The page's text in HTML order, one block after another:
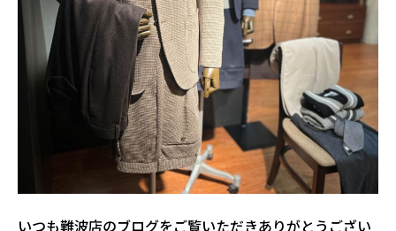
いつも難波店のブログをご覧いただきありがとうござい